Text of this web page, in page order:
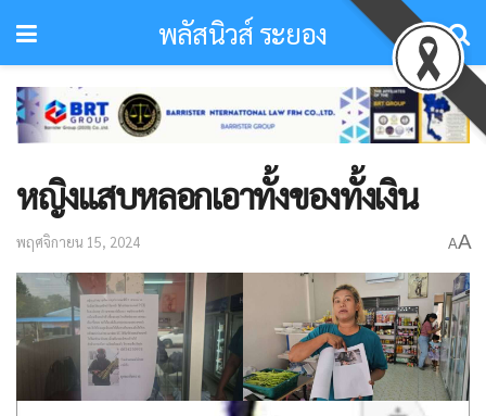
พลัสนิวส์ ระยอง
หญิงแสบหลอกเอาทั้งของทั้งเงิน
พฤศจิกายน 15, 2024 AA